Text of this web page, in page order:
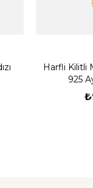
unutmayın.
çıkarmayı
Harfli Kilitli
925